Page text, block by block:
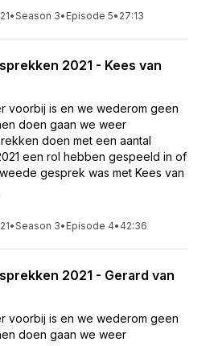
•Season 3• Episode 5• 27:13
2021 - Kees van
voorbij is en we wederom geen
doen gaan we weer
doen met een aantal
een rol hebben gespeeld in of
gesprek was met Kees van
•Season 3• Episode 4• 42:36
2021 - Gerard van
voorbij is en we wederom geen
doen gaan we weer